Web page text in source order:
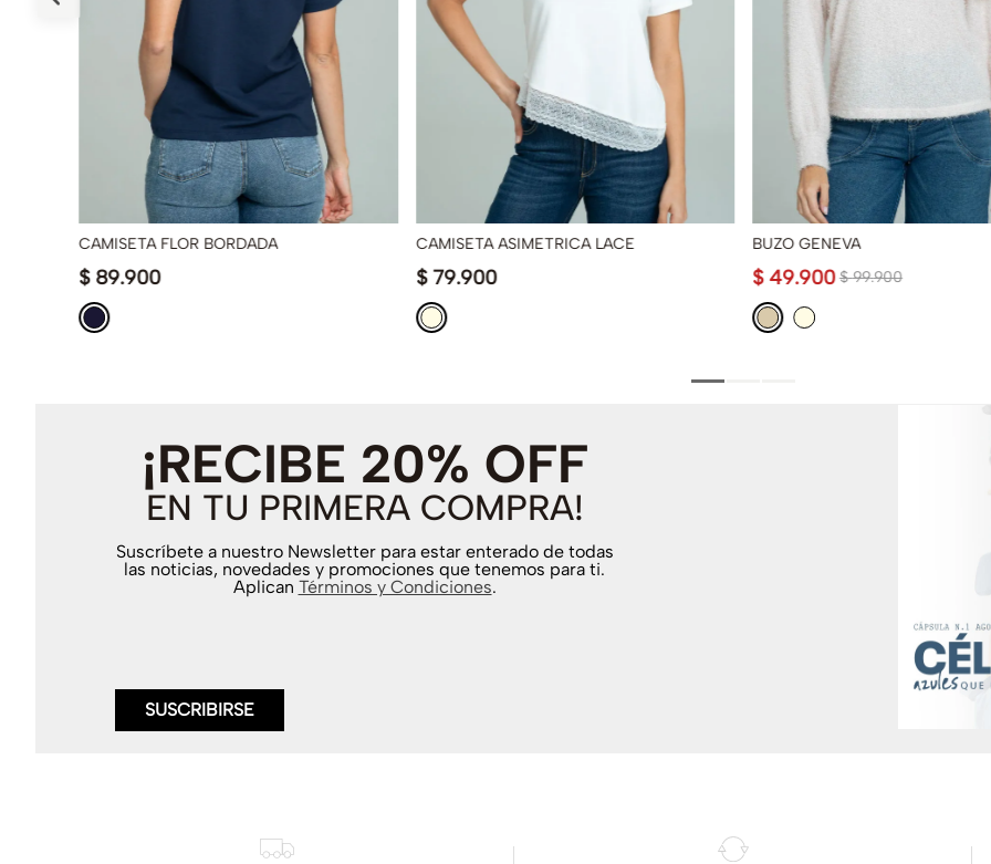
CAMISETA FLOR BORDADA
$ 89.900
CAMISETA ASIMETRICA LACE
$ 79.900
BUZO GENEVA
$ 99.900
$ 49.900
¡RECIBE 20% OFF
EN TU PRIMERA COMPRA!
Suscríbete a nuestro Newsletter para estar enterado de todas
las noticias, novedades y promociones que tenemos para ti.
Aplican Términos y Condiciones.
SUSCRIBIRSE